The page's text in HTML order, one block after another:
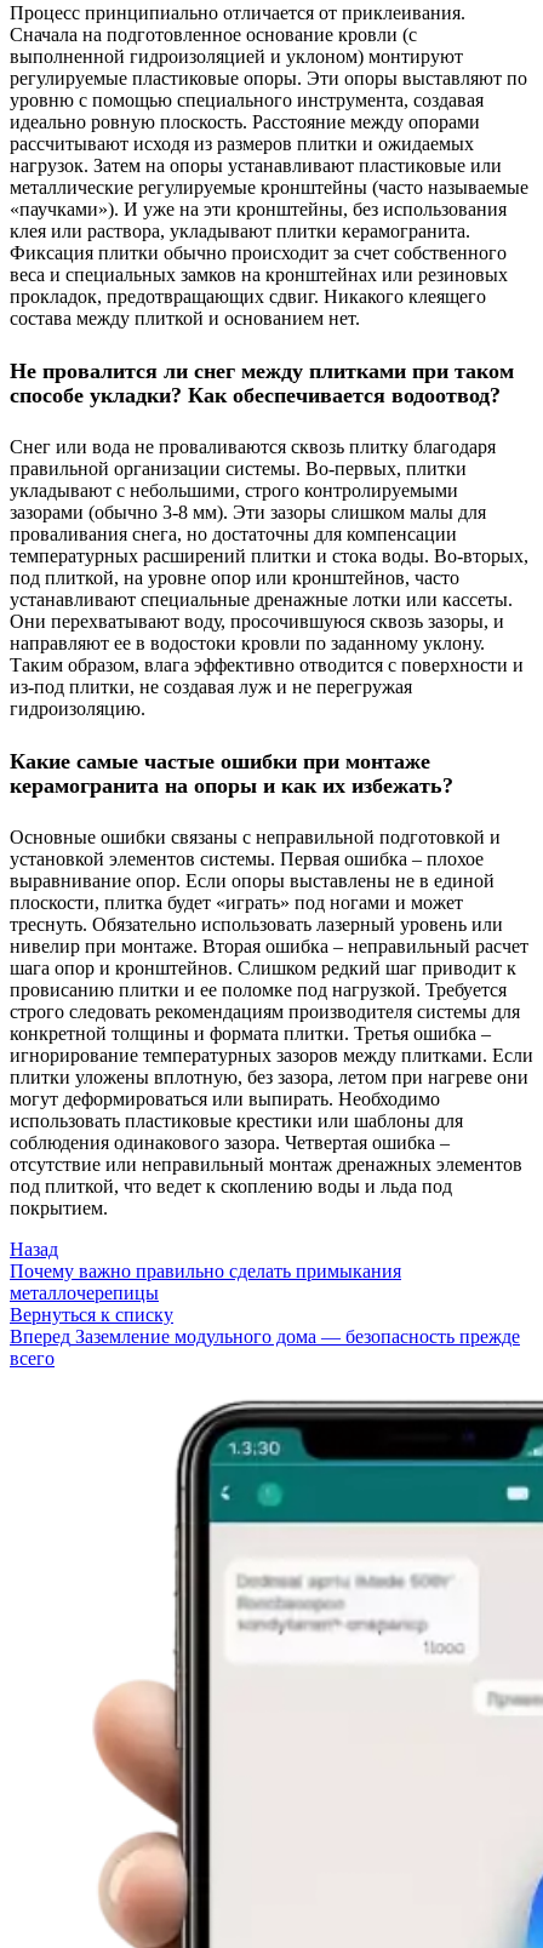
Процесс принципиально отличается от приклеивания.
Сначала на подготовленное основание кровли (с
выполненной гидроизоляцией и уклоном) монтируют
регулируемые пластиковые опоры. Эти опоры выставляют по
уровню с помощью специального инструмента, создавая
идеально ровную плоскость. Расстояние между опорами
рассчитывают исходя из размеров плитки и ожидаемых
нагрузок. Затем на опоры устанавливают пластиковые или
металлические регулируемые кронштейны (часто называемые
«паучками»). И уже на эти кронштейны, без использования
клея или раствора, укладывают плитки керамогранита.
Фиксация плитки обычно происходит за счет собственного
веса и специальных замков на кронштейнах или резиновых
прокладок, предотвращающих сдвиг. Никакого клеящего
состава между плиткой и основанием нет.
Не провалится ли снег между плитками при таком
способе укладки? Как обеспечивается водоотвод?
Снег или вода не проваливаются сквозь плитку благодаря
правильной организации системы. Во-первых, плитки
укладывают с небольшими, строго контролируемыми
зазорами (обычно 3-8 мм). Эти зазоры слишком малы для
проваливания снега, но достаточны для компенсации
температурных расширений плитки и стока воды. Во-вторых,
под плиткой, на уровне опор или кронштейнов, часто
устанавливают специальные дренажные лотки или кассеты.
Они перехватывают воду, просочившуюся сквозь зазоры, и
направляют ее в водостоки кровли по заданному уклону.
Таким образом, влага эффективно отводится с поверхности и
из-под плитки, не создавая луж и не перегружая
гидроизоляцию.
Какие самые частые ошибки при монтаже
керамогранита на опоры и как их избежать?
Основные ошибки связаны с неправильной подготовкой и
установкой элементов системы. Первая ошибка – плохое
выравнивание опор. Если опоры выставлены не в единой
плоскости, плитка будет «играть» под ногами и может
треснуть. Обязательно использовать лазерный уровень или
нивелир при монтаже. Вторая ошибка – неправильный расчет
шага опор и кронштейнов. Слишком редкий шаг приводит к
провисанию плитки и ее поломке под нагрузкой. Требуется
строго следовать рекомендациям производителя системы для
конкретной толщины и формата плитки. Третья ошибка –
игнорирование температурных зазоров между плитками. Если
плитки уложены вплотную, без зазора, летом при нагреве они
могут деформироваться или выпирать. Необходимо
использовать пластиковые крестики или шаблоны для
соблюдения одинакового зазора. Четвертая ошибка –
отсутствие или неправильный монтаж дренажных элементов
под плиткой, что ведет к скоплению воды и льда под
покрытием.
Назад
Почему важно правильно сделать примыкания
металлочерепицы
Вернуться к списку
Вперед Заземление модульного дома — безопасность прежде
всего